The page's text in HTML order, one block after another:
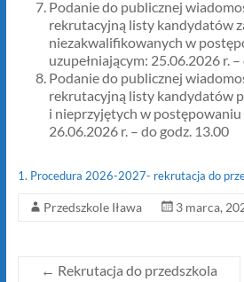
Podanie do publicznej
rekrutacyjną listy kandydatów
niezakwalifikowanych w
uzupełniającym: 25.06.2026 r.
Podanie do publicznej
rekrutacyjną listy kandydatów
i nieprzyjętych w postępowaniu
26.06.2026 r. – do godz. 13.00
1. Procedura 2026-2027- rekrutacja do
Przedszkole Iława 3 marca,
← Rekrutacja do przedszkola